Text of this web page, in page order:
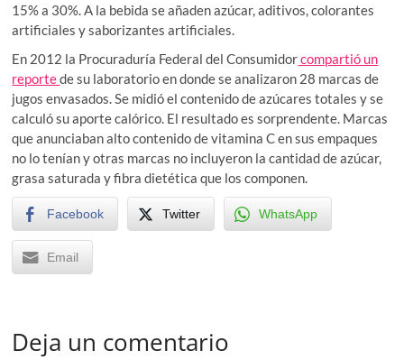
15% a 30%. A la bebida se añaden azúcar, aditivos, colorantes
artificiales y saborizantes artificiales.
En 2012 la Procuraduría Federal del Consumidorcompartió un
reportede su laboratorio en donde se analizaron 28 marcas de
jugos envasados. Se midió el contenido de azúcares totales y se
calculó su aporte calórico. El resultado es sorprendente. Marcas
que anunciaban alto contenido de vitamina C en sus empaques
no lo tenían y otras marcas no incluyeron la cantidad de azúcar,
grasa saturada y fibra dietética que los componen.
Facebook Twitter WhatsApp
Email
Deja un comentario